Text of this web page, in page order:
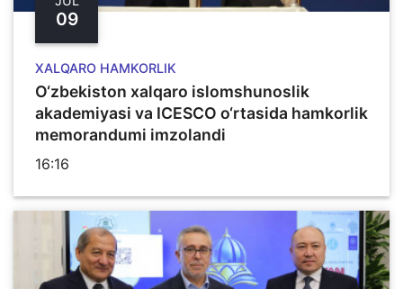
09
XALQARO HAMKORLIK
O‘zbekiston xalqaro islomshunoslik
akademiyasi va ICESCO o‘rtasida hamkorlik
memorandumi imzolandi
16:16